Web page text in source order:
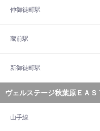
仲御徒町駅
蔵前駅
新御徒町駅
ヴェルステージ秋葉原ＥＡ
山手線